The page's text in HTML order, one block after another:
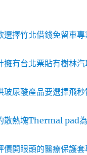
選擇竹北借錢免留車
擁有台北票貼有樹林
玻尿酸產品要選擇飛
散熱塊Thermal pad
價開眼頭的醫療保護